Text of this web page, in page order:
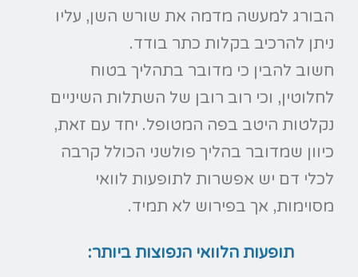
הבורג למעשה מדמה את שורש השן, עליו
ניתן להרכיב בקלות כתר בודד.
חשוב להבין כי מדובר בתהליך בטוח
לחלוטין, וכי רוב רובן של השתלות השיניים
נקלטות היטב בפה המטופל. יחד עם זאת,
כיוון שמדובר בהליך פולשני הכולל קרבה
לכלי דם יש אפשרות לתופעות לוואי
מסוימות, אך בפירוש לא תמיד.
תופעות הלוואי הנפוצות ביותר: